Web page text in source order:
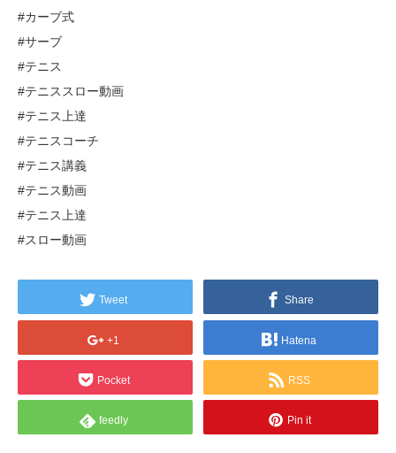
#カーブ式
#サーブ
#テニス
#テニススロー動画
#テニス上達
#テニスコーチ
#テニス講義
#テニス動画
#テニス上達
#スロー動画
Tweet Share
+1 Hatena
Pocket RSS
feedly Pin it